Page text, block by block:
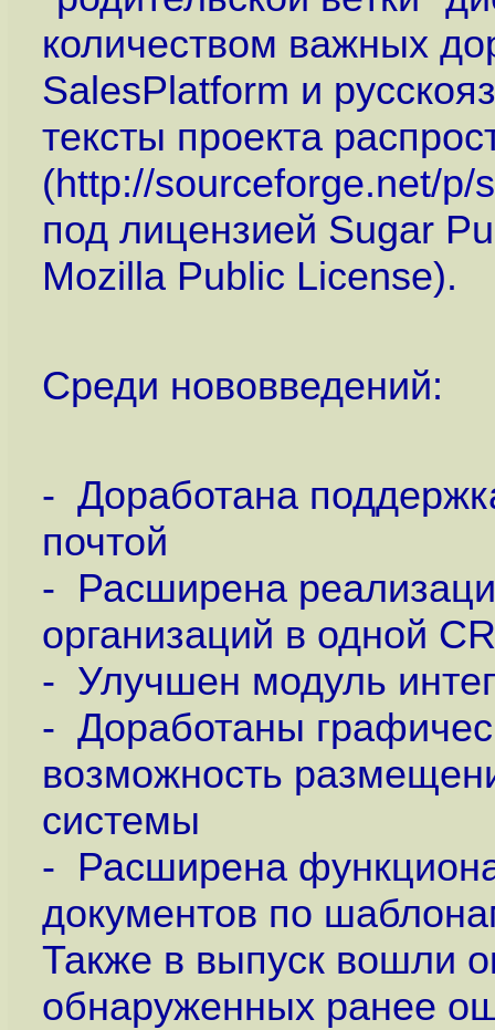
количеством важных
SalesPlatform и
тексты проекта
(http://sourceforge.net/p/
под лицензией Sugar
Mozilla Public License).
Среди нововведений:
- Доработана
почтой
- Расширена
организаций в одной
- Улучшен модуль
- Доработаны
возможность
системы
- Расширена
документов по
Также в выпуск вошли
обнаруженных ранее